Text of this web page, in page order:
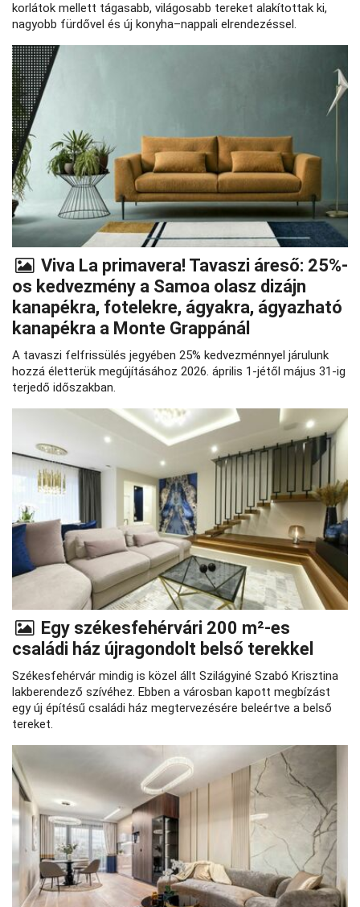
korlátok mellett tágasabb, világosabb tereket alakítottak ki,
nagyobb fürdővel és új konyha–nappali elrendezéssel.
Viva La primavera! Tavaszi áreső: 25%-
os kedvezmény a Samoa olasz dizájn
kanapékra, fotelekre, ágyakra, ágyazható
kanapékra a Monte Grappánál
A tavaszi felfrissülés jegyében 25% kedvezménnyel járulunk
hozzá életterük megújításához 2026. április 1-jétől május 31-ig
terjedő időszakban.
Egy székesfehérvári 200 m²‑es
családi ház újragondolt belső terekkel
Székesfehérvár mindig is közel állt Szilágyiné Szabó Krisztina
lakberendező szívéhez. Ebben a városban kapott megbízást
egy új építésű családi ház megtervezésére beleértve a belső
tereket.